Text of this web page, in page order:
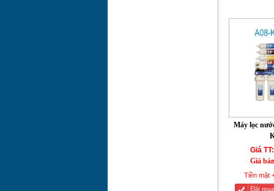
Máy lọc
Giá TT:
Giá
Tiền mặt
Đăt mua